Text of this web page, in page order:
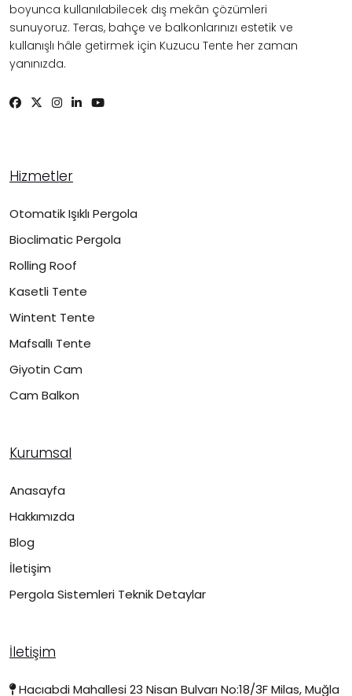
boyunca kullanılabilecek dış mekân çözümleri
sunuyoruz. Teras, bahçe ve balkonlarınızı estetik ve
kullanışlı hâle getirmek için Kuzucu Tente her zaman
yanınızda.
Hizmetler
Otomatik Işıklı Pergola
Bioclimatic Pergola
Rolling Roof
Kasetli Tente
Wintent Tente
Mafsallı Tente
Giyotin Cam
Cam Balkon
Kurumsal
Anasayfa
Hakkımızda
Blog
İletişim
Pergola Sistemleri Teknik Detaylar
İletişim
Hacıabdi Mahallesi 23 Nisan Bulvarı No:18/3F Milas, Muğla